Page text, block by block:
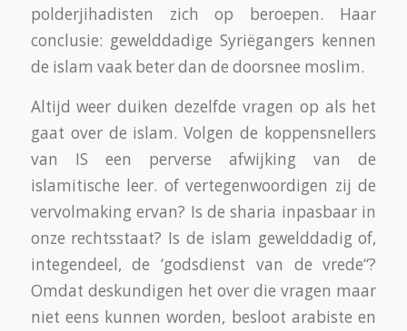
polderjihadisten zich op beroepen. Haar
conclusie: gewelddadige Syriëgangers kennen
de islam vaak beter dan de doorsnee moslim.
Altijd weer duiken dezelfde vragen op als het
gaat over de islam. Volgen de koppensnellers
van IS een perverse afwijking van de
islamitische leer. of vertegenwoordigen zij de
vervolmaking ervan? Is de sharia inpasbaar in
onze rechtsstaat? Is de islam gewelddadig of,
integendeel, de ‘godsdienst van de vrede“?
Omdat deskundigen het over die vragen maar
niet eens kunnen worden, besloot arabiste en